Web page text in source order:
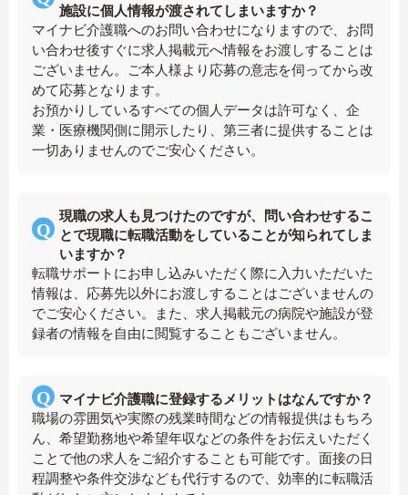
施設に個人情報が渡されてしまいますか？
マイナビ介護職へのお問い合わせになりますので、お問
い合わせ後すぐに求人掲載元へ情報をお渡しすることは
ございません。ご本人様より応募の意志を伺ってから改
めて応募となります。
お預かりしているすべての個人データは許可なく、企
業・医療機関側に開示したり、第三者に提供することは
一切ありませんのでご安心ください。
現職の求人も見つけたのですが、問い合わせするこ
とで現職に転職活動をしていることが知られてしま
いますか？
転職サポートにお申し込みいただく際に入力いただいた
情報は、応募先以外にお渡しすることはございませんの
でご安心ください。また、求人掲載元の病院や施設が登
録者の情報を自由に閲覧することもございません。
マイナビ介護職に登録するメリットはなんですか？
職場の雰囲気や実際の残業時間などの情報提供はもちろ
ん、希望勤務地や希望年収などの条件をお伝えいただく
ことで他の求人をご紹介することも可能です。面接の日
程調整や条件交渉なども代行するので、効率的に転職活